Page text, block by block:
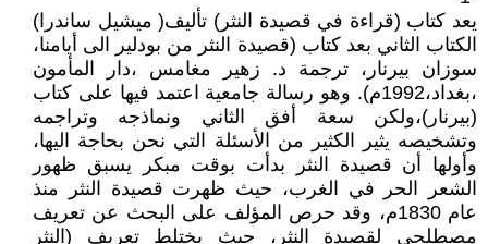
يعد كتاب (قراءة في قصيدة النثر) تأليف( ميشيل ساندرا)
الكتاب الثاني بعد كتاب (قصيدة النثر من بودلير الى أيامنا،
سوزان بيرنار، ترجمة د. زهير مغامس ،دار المأمون
،بغداد،1992م). وهو رسالة جامعية اعتمد فيها على كتاب
(بيرنار)،ولكن سعة أفق الثاني ونماذجه وتراجمه
وتشخيصه يثير الكثير من الأسئلة التي نحن بحاجة اليها،
وأولها أن قصيدة النثر بدأت بوقت مبكر يسبق ظهور
الشعر الحر في الغرب، حيث ظهرت قصيدة النثر منذ
عام 1830م، وقد حرص المؤلف على البحث عن تعريف
مصطلحي لقصيدة النثر، حيث يختلط تعريف (النثر